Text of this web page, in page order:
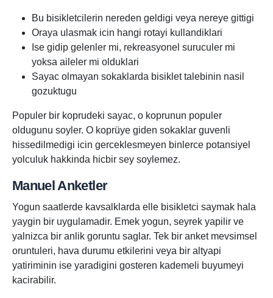
Bu bisikletcilerin nereden geldigi veya nereye gittigi
Oraya ulasmak icin hangi rotayi kullandiklari
Ise gidip gelenler mi, rekreasyonel suruculer mi
yoksa aileler mi olduklari
Sayac olmayan sokaklarda bisiklet talebinin nasil
gozuktugu
Populer bir koprudeki sayac, o koprunun populer
oldugunu soyler. O koprüye giden sokaklar guvenli
hissedilmedigi icin gerceklesmeyen binlerce potansiyel
yolculuk hakkinda hicbir sey soylemez.
Manuel Anketler
Yogun saatlerde kavsalklarda elle bisikletci saymak hala
yaygin bir uygulamadir. Emek yogun, seyrek yapilir ve
yalnizca bir anlik goruntu saglar. Tek bir anket mevsimsel
oruntuleri, hava durumu etkilerini veya bir altyapi
yatiriminin ise yaradigini gosteren kademeli buyumeyi
kacirabilir.